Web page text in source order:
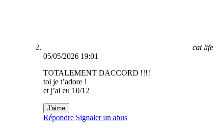
cat life
05/05/2026 19:01
TOTALEMENT DACCORD !!!!
toi je t’adore !
et j’ai eu 10/12
J'aime
Répondre Signaler un abus